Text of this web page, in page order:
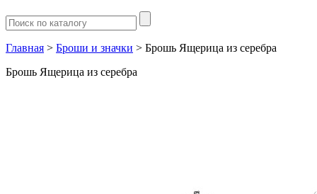
Главная > Броши и значки > Брошь Ящерица из серебра
Брошь Ящерица из серебра